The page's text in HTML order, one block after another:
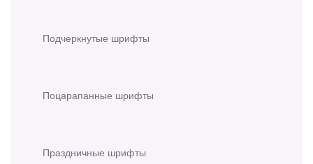
Подчеркнутые шрифты
Поцарапанные шрифты
Праздничные шрифты